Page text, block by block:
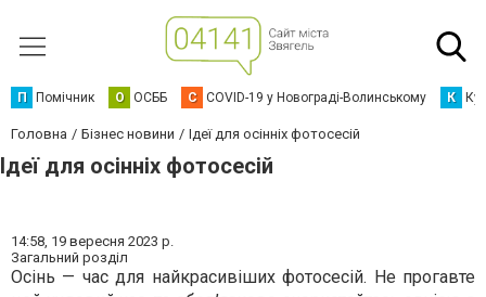
П Помічник О ОСББ C COVID-19 у Новограді-Волинському К
Головна Бізнес новини Ідеї для осінніх фотосесій
Ідеї для осінніх фотосесій
14:58, 19 вересня 2023 р.
Загальний розділ
Осінь — час для найкрасивіших фотосесій. Не прогавте